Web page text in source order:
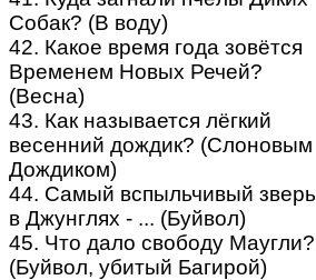
Собак? (В воду)
42. Какое время года зовётся
Временем Новых Речей?
(Весна)
43. Как называется лёгкий
весенний дождик? (Слоновым
Дождиком)
44. Самый вспыльчивый зверь
в Джунглях - ... (Буйвол)
45. Что дало свободу Маугли?
(Буйвол, убитый Багирой)